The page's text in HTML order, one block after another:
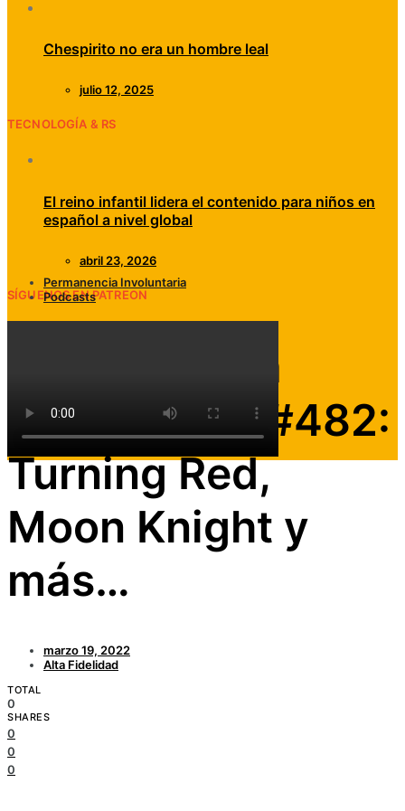
Chespirito no era un hombre leal
julio 12, 2025
TECNOLOGÍA & RS
El reino infantil lidera el contenido para niños en
español a nivel global
abril 23, 2026
SÍGUENOS EN PATREON
Permanencia Involuntaria
Podcasts
Permanencia
Involuntaria #482:
Turning Red,
Moon Knight y
más…
marzo 19, 2022
Alta Fidelidad
TOTAL
0
SHARES
0
0
0